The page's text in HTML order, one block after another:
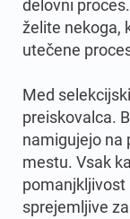
delovni
želite nekoga,
utečene
Med
preiskovalca.
namigujejo na
mestu. Vsak
pomanjkljivost
sprejemljive